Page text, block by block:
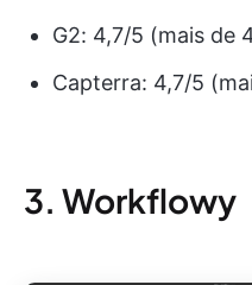
G2: 4,7/5 (mais de
Capterra: 4,7/5
3. Workflowy